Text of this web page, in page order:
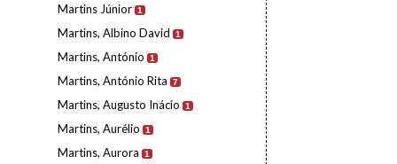
Martins Júnior 1
Martins, Albino David 1
Martins, António 1
Martins, António Rita 7
Martins, Augusto Inácio 1
Martins, Aurélio 1
Martins, Aurora 1